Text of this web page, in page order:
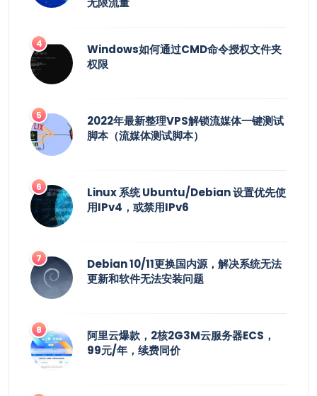
Windows如何通过CMD命令授权文件夹
权限
2022年最新整理VPS解锁流媒体一键测试
脚本（流媒体测试脚本）
Linux 系统 Ubuntu/Debian 设置优先使
用IPv4，或禁用IPv6
Debian 10/11更换国内源，解决系统无法
更新和软件无法安装问题
阿里云爆款，2核2G3M云服务器ECS，
99元/年，续费同价